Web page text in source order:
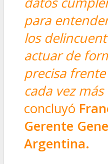
para
los
actuar de
precisa
cada vez
concluyó
Gerente
Argentina.